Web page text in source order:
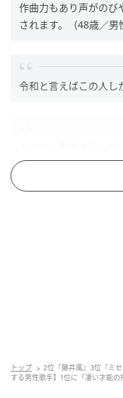
作曲力もあり声がのび
されます。（48歳／男
令和と言えばこの人し
るとつい見入ってしま
トップ
2位『藤井風』3位『ミ
する男性歌手】1位に「凄い才能の